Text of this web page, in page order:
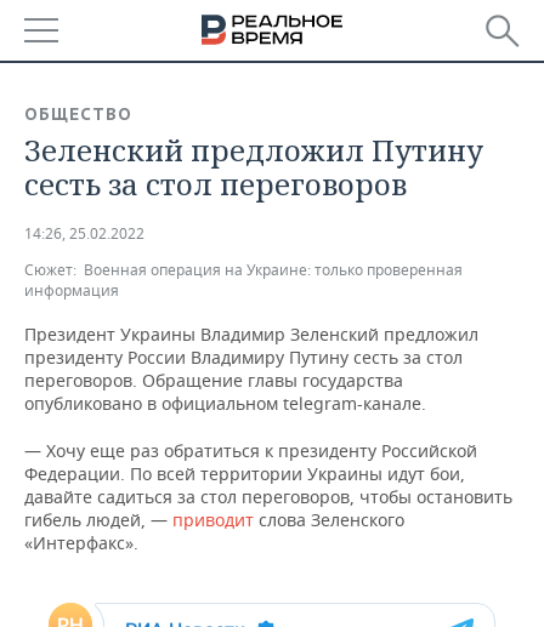
БАШКОРТОСТАН
ТАТАРСТАН
НОВОСТИ
АНАЛИТИКА
КОРОЛИ ГОСЗАКАЗА ПФО
ВУЗЫ ТАТАРСТАНА
КОМУ ПРИНАДЛЕЖАТ
ТОРГОВЫЕ ЦЕНТРЫ
ТАТАРСТАНА
ФИНАНСЫ
БАНКИ
БЮДЖЕТ
ИНВЕСТИЦИИ
НОВОСТИ
ПРОМЫШЛЕННОСТИ
АГРОПРОМ
МАШИНОСТРОЕНИЕ
НЕФТЕХИМИЯ
НЕФТЬ
НЕДВИЖИМОСТЬ
НОВОСТИ НЕДВИЖИМОСТИ
НОВОСТИ АВТО
БИЗНЕС
НОВОСТИ БИЗНЕСА
ТЕХНОЛОГИИ
ОБЩЕСТВО
Зеленский предложил Путину
сесть за стол переговоров
14:26, 25.02.2022
Сюжет: Военная операция на Украине: только проверенная
информация
Президент Украины Владимир Зеленский предложил
президенту России Владимиру Путину сесть за стол
переговоров. Обращение главы государства
опубликовано в официальном telegram-канале.
— Хочу еще раз обратиться к президенту Российской
Федерации. По всей территории Украины идут бои,
давайте садиться за стол переговоров, чтобы остановить
гибель людей, — приводит слова Зеленского
«Интерфакс».